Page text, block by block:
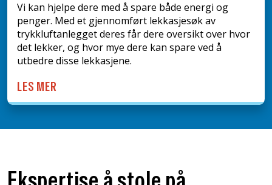
Vi kan hjelpe dere med å spare både energi og
penger. Med et gjennomført lekkasjesøk av
trykkluftanlegget deres får dere oversikt over hvor
det lekker, og hvor mye dere kan spare ved å
utbedre disse lekkasjene.
LES MER